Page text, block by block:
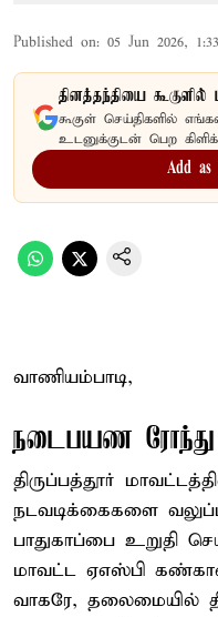
Published on: 05 Jun 2026,
தினத்தந்தியை கூகுளில்
கூகுள் செய்திகளில்
உடனுக்குடன் பெற
Add as
வாணியம்பாடி,
நடைபயண ரோந்து
திருப்பத்தூர்
நடவடிக்கைகளை
பாதுகாப்பை உறுதி
மாவட்ட ஏஎஸ்பி
வாகரே, தலைமையில்